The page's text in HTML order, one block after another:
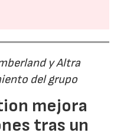
y Altra
del grupo
mejora
tras un